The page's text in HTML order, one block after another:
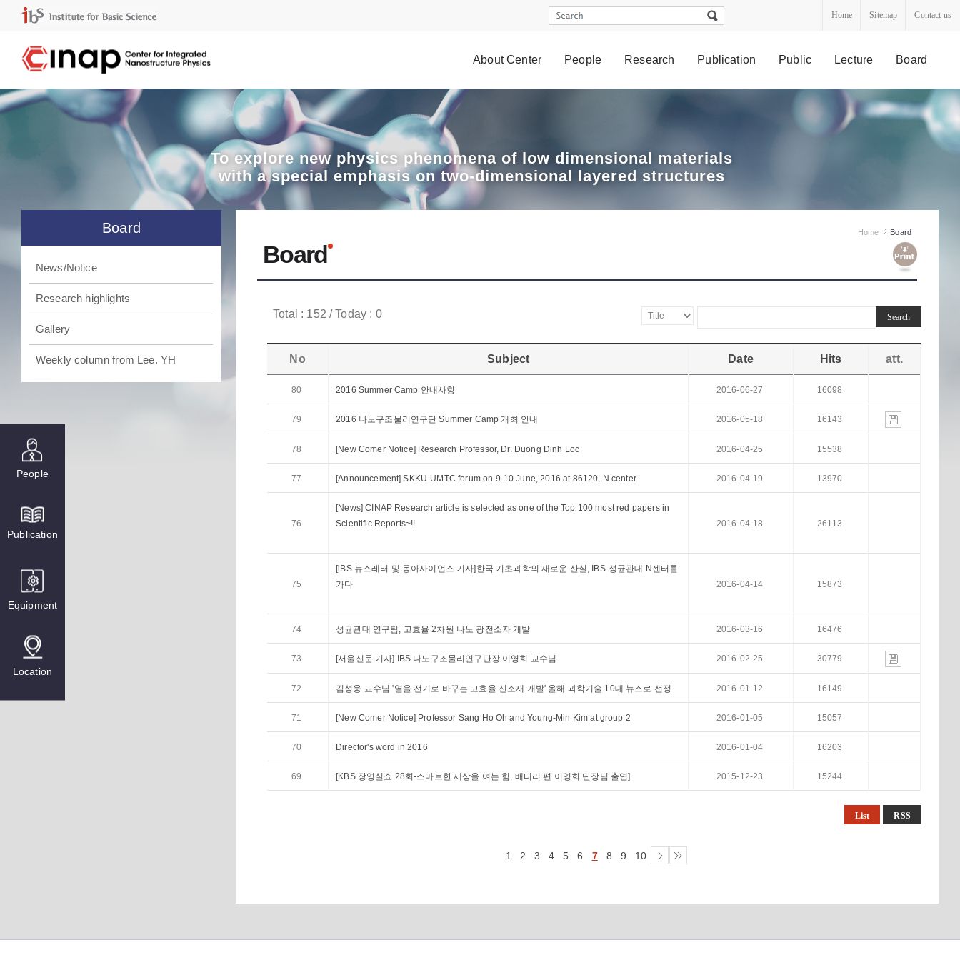
Home Sitemap Contact us
About Center People Research Publication Public Lecture Board
People
Publication
Equipment
Location
To explorenew physics phenomena of low dimensional materials
with a special emphasis on two-dimensional layered structures
Board
News/Notice
Research highlights
Gallery
Weekly column from Lee. YH
Home Board
Board
Total : 152 / Today : 0
No Subject Date Hits att.
80 2016 Summer Camp 안내사항 2016-06-27 16098
79 2016 나노구조물리연구단 Summer Camp 개최 안내 2016-05-18 16143
78 [New Comer Notice] Research Professor, Dr. Duong Dinh Loc 2016-04-25 15538
77 [Announcement] SKKU-UMTC forum on 9-10 June, 2016 at 86120, N center 2016-04-19 13970
76
[News] CINAP Research article is selected as one of the Top 100 most red papers in
Scientific Reports~!!
2016-04-18 26113
75
[iBS 뉴스레터 및 동아사이언스 기사]한국 기초과학의 새로운 산실, IBS-성균관대 N센터를
가다
2016-04-14 15873
74 성균관대 연구팀, 고효율 2차원 나노 광전소자 개발 2016-03-16 16476
73 [서울신문 기사] IBS 나노구조물리연구단장 이영희 교수님 2016-02-25 30779
72 김성웅 교수님 '열을 전기로 바꾸는 고효율 신소재 개발' 올해 과학기술 10대 뉴스로 선정 2016-01-12 16149
71 [New Comer Notice] Professor Sang Ho Oh and Young-Min Kim at group 2 2016-01-05 15057
70 Director's word in 2016 2016-01-04 16203
69 [KBS 장영실쇼 28회-스마트한 세상을 여는 힘, 배터리 편 이영희 단장님 출연] 2015-12-23 15244
List RSS
1 2 3 4 5 6 7 8 9 10